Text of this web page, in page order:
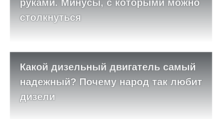
руками. Минусы, с которыми можно
столкнуться
Какой дизельный двигатель самый
надежный? Почему народ так любит
дизели